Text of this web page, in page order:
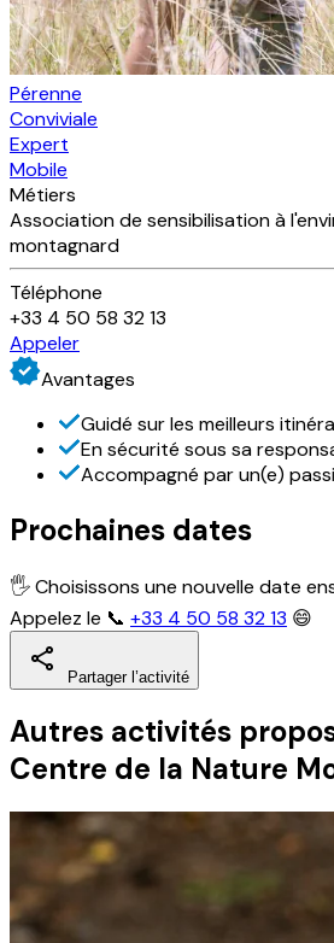
Pérenne
Conviviale
Expert
Mobile
Métiers
Association de sensibilisation à
montagnard
Téléphone
+33 4 50 58 32 13
Appeler
Avantages
Guidé sur les meilleurs
En sécurité sous sa
Accompagné par un(e)
Prochaines dates
🖐 Choisissons une nouvelle date
Appelez le 📞 +33 4 50 58 32 13 😄
Partager l’activité
Autres activités
Centre de la Nature